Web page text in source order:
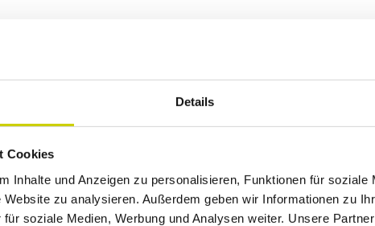
Details
Cookies
Inhalte und Anzeigen zu personalisieren, Funktionen für soziale
zu analysieren. Außerdem geben wir Informationen zu
soziale Medien, Werbung und Analysen weiter. Unsere